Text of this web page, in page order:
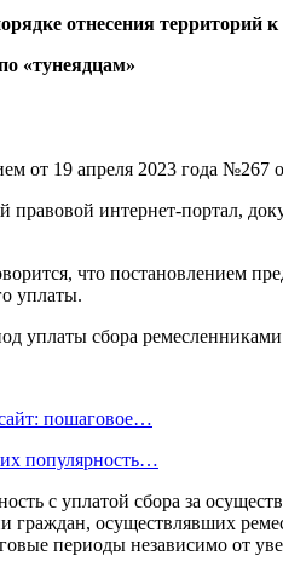
отнесения территорий
от 19 апреля 2023 года №267
правовой интернет-портал,
что постановлением
уплаты.
уплаты сбора
пошаговое…
популярность…
с уплатой сбора за
граждан, осуществлявших
периоды независимо от